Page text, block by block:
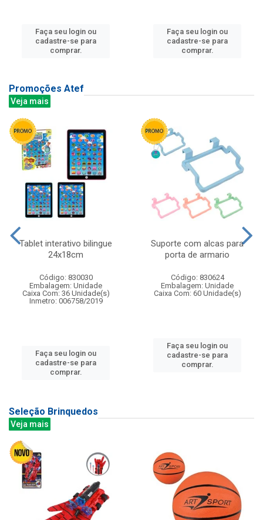
Faça seu login ou
cadastre-se para
comprar.
Faça seu login ou
cadastre-se para
comprar.
Promoções Atef
Veja mais
Tablet interativo bilingue
24x18cm
Código: 830030
Embalagem: Unidade
Caixa Com: 36 Unidade(s)
Inmetro: 006758/2019
Faça seu login ou
cadastre-se para
comprar.
Suporte com alcas para
porta de armario
Código: 830624
Embalagem: Unidade
Caixa Com: 60 Unidade(s)
Faça seu login ou
cadastre-se para
comprar.
Seleção Brinquedos
Veja mais